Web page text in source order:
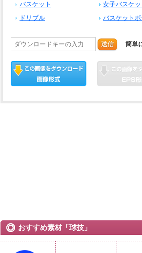
バスケット 女子バスケッ
ドリブル
バスケット
送信 簡単
おすすめ素材「球技」